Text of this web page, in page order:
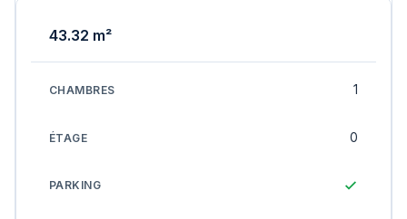
43.32 m²
1
0